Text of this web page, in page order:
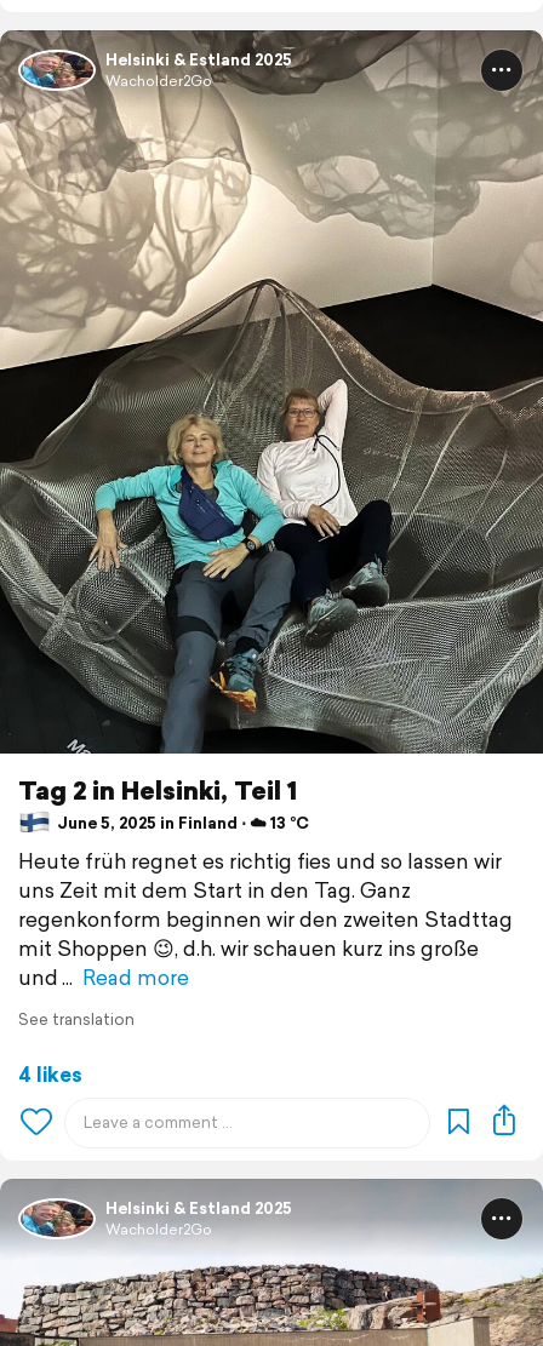
Helsinki & Estland 2025
Wacholder2Go
Tag 2 in Helsinki, Teil 1
June 5, 2025 in Finland ⋅ ☁️ 13 °C
Heute früh regnet es richtig fies und so lassen wir
uns Zeit mit dem Start in den Tag. Ganz
regenkonform beginnen wir den zweiten Stadttag
mit Shoppen 😉, d.h. wir schauen kurz ins große
und
Read more
See translation
4 likes
Helsinki & Estland 2025
Wacholder2Go